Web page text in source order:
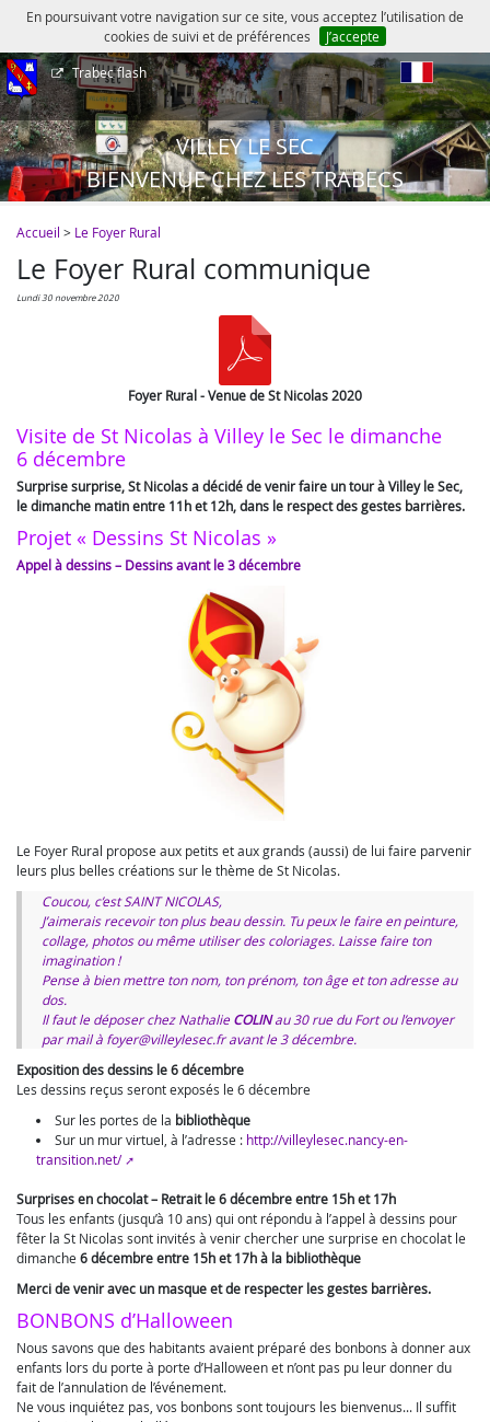
En poursuivant votre navigation sur ce site, vous acceptez l’utilisation de
cookies de suivi et de préférences
J’accepte
Trabec flash
VILLEY LE SEC
BIENVENUE CHEZ LES TRABECS
Accueil > Le Foyer Rural
Le Foyer Rural communique
lundi 30 novembre 2020
Foyer Rural - Venue de St Nicolas 2020
Visite de St Nicolas à Villey le Sec le dimanche
6 décembre
Surprise surprise, St Nicolas a décidé de venir faire un tour à Villey le Sec,
le dimanche matin entre 11h et 12h, dans le respect des gestes barrières.
Projet « Dessins St Nicolas »
Appel à dessins – Dessins avant le 3 décembre
Le Foyer Rural propose aux petits et aux grands (aussi) de lui faire parvenir
leurs plus belles créations sur le thème de St Nicolas.
Coucou, c’est SAINT NICOLAS,
J’aimerais recevoir ton plus beau dessin. Tu peux le faire en peinture,
collage, photos ou même utiliser des coloriages. Laisse faire ton
imagination !
Pense à bien mettre ton nom, ton prénom, ton âge et ton adresse au
dos.
Il faut le déposer chezNathalie COLIN au 30 rue du Fort ou l’envoyer
par mail à foyer@villeylesec.fr avant le 3 décembre.
Exposition des dessins le 6 décembre
Les dessins reçus seront exposés le 6 décembre
Sur les portes de la bibliothèque
Sur un mur virtuel, à l’adresse : http://villeylesec.nancy-en-
transition.net/
Surprises en chocolat – Retrait le 6 décembre entre 15h et 17h
Tous les enfants (jusqu’à 10 ans) qui ont répondu à l’appel à dessins pour
fêter la St Nicolas sont invités à venir chercher une surprise en chocolat le
dimanche 6 décembre entre 15h et 17h à la bibliothèque
Merci de venir avec un masque et de respecter les gestes barrières.
BONBONS d’Halloween
Nous savons que des habitants avaient préparé des bonbons à donner aux
enfants lors du porte à porte d’Halloween et n’ont pas pu leur donner du
fait de l’annulation de l’événement.
Ne vous inquiétez pas, vos bonbons sont toujours les bienvenus... Il suffit